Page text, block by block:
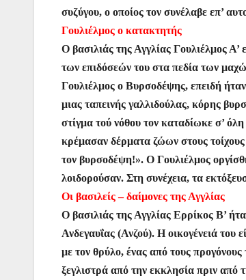
συζύγου, ο οποίος τον συνέλαβε επ’
Γουλιέλμος ο κατακτητής
Ο βασιλιάς της Αγγλίας Γουλιέλμος
των επιδόσεών του στα πεδία των
Γουλιέλμος ο Βυρσοδέψης, επειδή
μιας ταπεινής γαλλιδούλας, κόρης
στίγμα τού νόθου τον καταδίωκε σ’
κρέμασαν δέρματα ζώων στους
τον βυρσοδέψη!». Ο Γουλιέλμος
λοιδορούσαν. Στη συνέχεια, τα
Οι βασιλείς – δαίμονες της Αγγλίας
Ο βασιλιάς της Αγγλίας Ερρίκος Β’
Ανδεγαυΐας (Ανζού). Η οικογένειά του
με τον θρύλο, ένας από τους
ξεγλιστρά από την εκκλησία πριν